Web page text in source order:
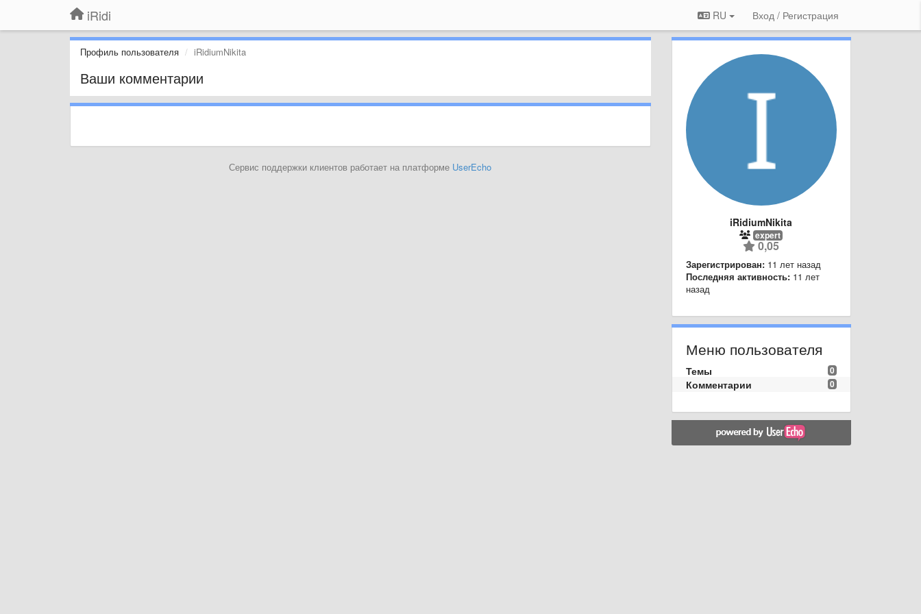
iRidi RU Вход / Регистрация
Профиль пользователя iRidiumNikita
Ваши комментарии
Сервис поддержки клиентов работает на платформе UserEcho
iRidiumNikita
expert
0,05
Зарегистрирован: 11 лет назад
Последняя активность: 11 лет
назад
Меню пользователя
0
Темы
0
Комментарии